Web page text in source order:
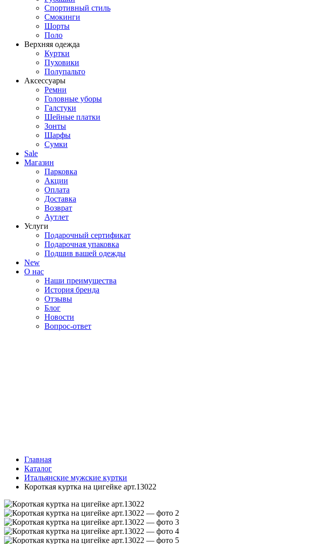
Спортивный стиль
Смокинги
Шорты
Поло
Верхняя одежда
Куртки
Пуховики
Полупальто
Аксессуары
Ремни
Головные уборы
Галстуки
Шейные платки
Зонты
Шарфы
Сумки
Sale
Магазин
Парковка
Акции
Оплата
Доставка
Возврат
Аутлет
Услуги
Подарочный сертификат
Подарочная упаковка
Подшив вашей одежды
New
О нас
Наши преимущества
История бренда
Отзывы
Блог
Новости
Вопрос-ответ
Главная
Каталог
Итальянские мужские куртки
Короткая куртка на цигейке арт.13022